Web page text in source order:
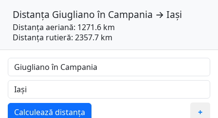
Distanța Giugliano în Campania → Iași
Distanța aeriană: 1271.6 km
Distanța rutieră: 2357.7 km
Calculează distanța +